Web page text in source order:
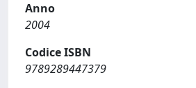
Anno
2004
Codice ISBN
9789289447379